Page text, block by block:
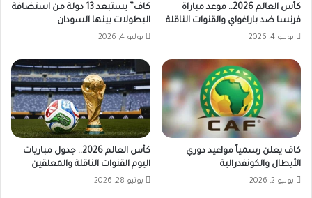
كأس العالم 2026.. موعد مباراة
فرنسا ضد باراغواي والقنوات الناقلة
يوليو 4, 2026
كاف” يستبعد 13 دولة من استضافة
البطولات بينها السودان
يوليو 4, 2026
كاف يعلن رسمياً مواعيد دوري
الأبطال والكونفدرالية
يوليو 2, 2026
كأس العالم 2026.. جدول مباريات
اليوم القنوات الناقلة والمعلقين
يونيو 28, 2026